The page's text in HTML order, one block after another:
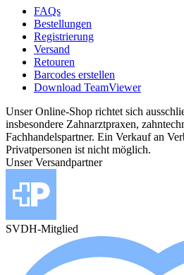
FAQs
Bestellungen
Registrierung
Versand
Retouren
Barcodes erstellen
Download TeamViewer
Unser Online-Shop richtet sich
insbesondere Zahnarztpraxen,
Fachhandelspartner. Ein Verkauf an
Privatpersonen ist nicht möglich.
Unser Versandpartner
SVDH-Mitglied